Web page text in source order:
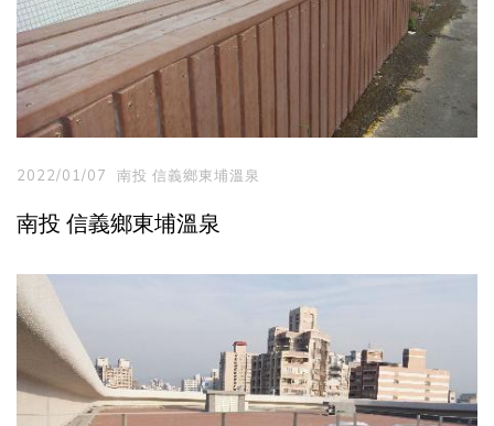
2022/01/07 南投 信義鄉東埔溫泉
南投 信義鄉東埔溫泉